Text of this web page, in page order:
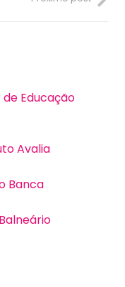
de Educação
Avalia
Banca